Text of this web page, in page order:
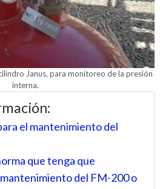
Janus, para monitoreo de la presión
interna.
el mantenimiento del
que tenga que
del FM-200 o